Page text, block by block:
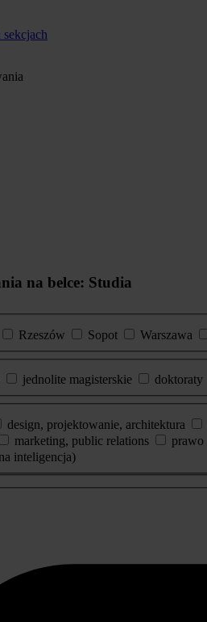
na belce: Studia
Rzeszów Sopot Warszawa
jednolite magisterskie doktoraty
design, projektowanie, architektura
marketing, public relations prawo
inteligencja)